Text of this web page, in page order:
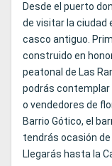
Desde el puerto
de visitar la ciudad
casco antiguo.
construido en
peatonal de Las
podrás
o vendedores de
Barrio Gótico, el
tendrás ocasión
Llegarás hasta la